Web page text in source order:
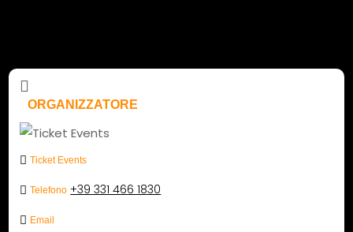
ORGANIZZATORE
Ticket Events
Telefono +39 331 466 1830
Email